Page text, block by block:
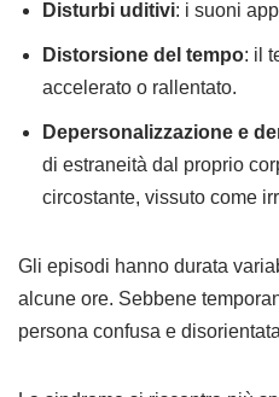
Disturbi uditivi: i suoni
Distorsione del tempo: il
accelerato o rallentato.
Depersonalizzazione e
di estraneità dal proprio
circostante, vissuto come
Gli episodi hanno durata
alcune ore. Sebbene
persona confusa e